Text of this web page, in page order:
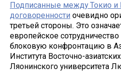
Подписанные между Токио
договоренности очевидно
третьей стороны. Это
европейское сотрудничество
блоковую конфронтацию в
Института Восточно-
Ляонинского университета